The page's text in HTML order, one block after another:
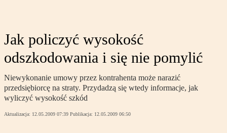
Jak policzyć wysokość
odszkodowania i się nie pomylić
Niewykonanie umowy przez kontrahenta może narazić
przedsiębiorcę na straty. Przydadzą się wtedy informacje, jak
wyliczyć wysokość szkód
Aktualizacja: 12.05.2009 07:39 Publikacja: 12.05.2009 06:50